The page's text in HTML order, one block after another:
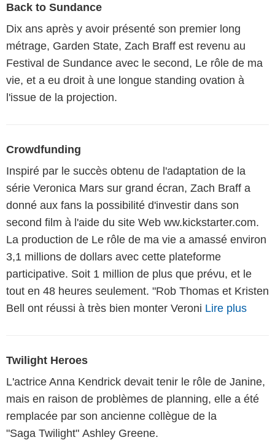
Back to Sundance
Dix ans après y avoir présenté son premier long
métrage, Garden State, Zach Braff est revenu au
Festival de Sundance avec le second, Le rôle de ma
vie, et a eu droit à une longue standing ovation à
l'issue de la projection.
Crowdfunding
Inspiré par le succès obtenu de l'adaptation de la
série Veronica Mars sur grand écran, Zach Braff a
donné aux fans la possibilité d'investir dans son
second film à l'aide du site Web ww.kickstarter.com.
La production de Le rôle de ma vie a amassé environ
3,1 millions de dollars avec cette plateforme
participative. Soit 1 million de plus que prévu, et le
tout en 48 heures seulement. "Rob Thomas et Kristen
Bell ont réussi à très bien monter Veroni Lire plus
Twilight Heroes
L'actrice Anna Kendrick devait tenir le rôle de Janine,
mais en raison de problèmes de planning, elle a été
remplacée par son ancienne collègue de la
"Saga Twilight" Ashley Greene.